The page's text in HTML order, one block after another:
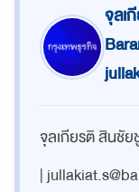
จุลเ
จุลเกียรติ สินชั
|